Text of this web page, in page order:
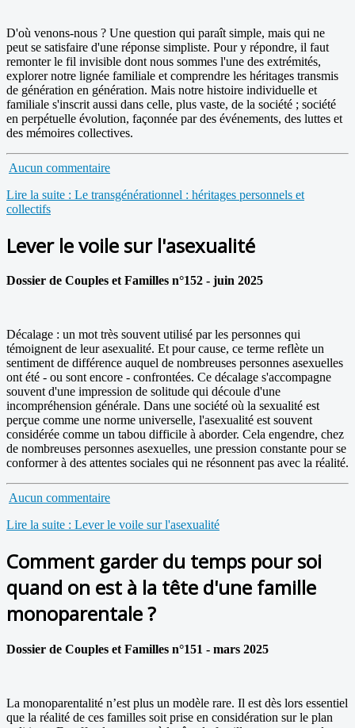
D'où venons-nous ? Une question qui paraît simple, mais qui ne
peut se satisfaire d'une réponse simpliste. Pour y répondre, il faut
remonter le fil invisible dont nous sommes l'une des extrémités,
explorer notre lignée familiale et comprendre les héritages transmis
de génération en génération. Mais notre histoire individuelle et
familiale s'inscrit aussi dans celle, plus vaste, de la société ; société
en perpétuelle évolution, façonnée par des événements, des luttes et
des mémoires collectives.
Aucun commentaire
Lire la suite : Le transgénérationnel : héritages personnels et
collectifs
Lever le voile sur l'asexualité
Dossier de Couples et Familles n°152 - juin 2025
Décalage : un mot très souvent utilisé par les personnes qui
témoignent de leur asexualité. Et pour cause, ce terme reflète un
sentiment de différence auquel de nombreuses personnes asexuelles
ont été - ou sont encore - confrontées. Ce décalage s'accompagne
souvent d'une impression de solitude qui découle d'une
incompréhension générale. Dans une société où la sexualité est
perçue comme une norme universelle, l'asexualité est souvent
considérée comme un tabou difficile à aborder. Cela engendre, chez
de nombreuses personnes asexuelles, une pression constante pour se
conformer à des attentes sociales qui ne résonnent pas avec la réalité.
Aucun commentaire
Lire la suite : Lever le voile sur l'asexualité
Comment garder du temps pour soi
quand on est à la tête d'une famille
monoparentale ?
Dossier de Couples et Familles n°151 - mars 2025
La monoparentalité n’est plus un modèle rare. Il est dès lors essentiel
que la réalité de ces familles soit prise en considération sur le plan